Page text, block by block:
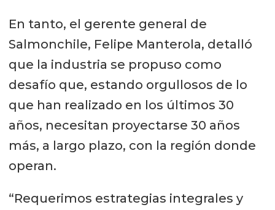
En tanto, el gerente general de
Salmonchile, Felipe Manterola, detalló
que la industria se propuso como
desafío que, estando orgullosos de lo
que han realizado en los últimos 30
años, necesitan proyectarse 30 años
más, a largo plazo, con la región donde
operan.
“Requerimos estrategias integrales y